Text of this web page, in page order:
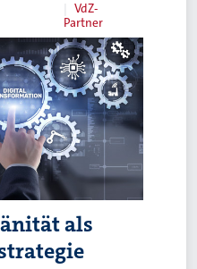
VdZ-
Partner
als